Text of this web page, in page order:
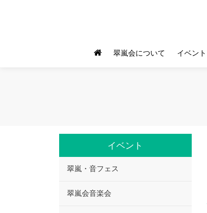
翠嵐会について イベント
イベント
翠嵐・音フェス
翠嵐会音楽会